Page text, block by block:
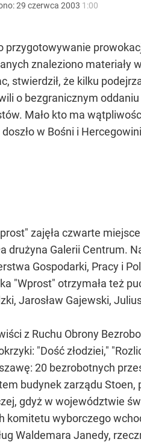
29 czerwca 2003 1:00
przygotowywanie
znaleziono
stwierdził, że kilku
o bezgranicznym
Mało kto ma
w Bośni i
zajęła czwarte
drużyna Galerii Centrum.
Gospodarki, Pracy i
"Wprost" otrzymała też
Jarosław Gajewski,
z Ruchu Obrony
"Dość złodziei,"
20 bezrobotnych
budynek zarządu
gdyż w województwie
komitetu wyborczego
Waldemara Janedy,